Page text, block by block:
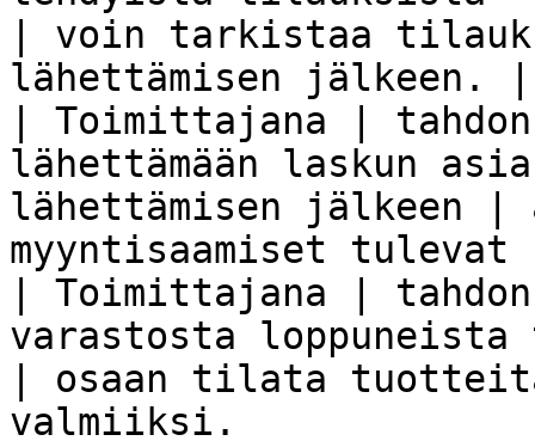
| voin tarkistaa
lähettämisen jälkeen. |
| Toimittajana | tahdon
lähettämään laskun
lähettämisen jälkeen
myyntisaamiset tulevat
| Toimittajana | tahdon
varastosta
| osaan tilata
valmiiksi.